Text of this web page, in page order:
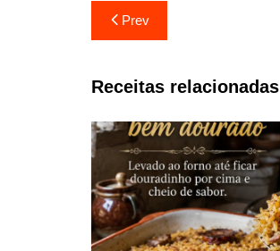
Navegação
de
artigos
Prev
Receitas relacionadas